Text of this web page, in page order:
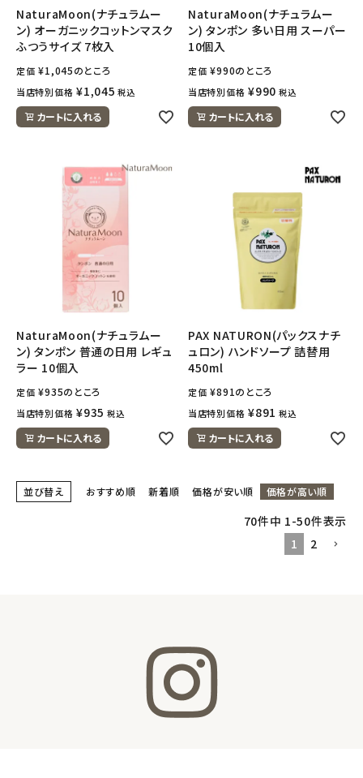
NaturaMoon(ナチュラムー
ン) オーガニックコットンマスク
ふつうサイズ 7枚入
定価 ¥1,045のところ
当店特別価格 ¥1,045 税込
カートに入れる
NaturaMoon(ナチュラムー
ン) タンポン 多い日用 スーパー
10個入
定価 ¥990のところ
当店特別価格 ¥990 税込
カートに入れる
NaturaMoon(ナチュラムー
ン) タンポン 普通の日用 レギュ
ラー 10個入
定価 ¥935のところ
当店特別価格 ¥935 税込
カートに入れる
PAX NATURON(パックスナチ
ュロン) ハンドソープ 詰替用
450ml
定価 ¥891のところ
当店特別価格 ¥891 税込
カートに入れる
並び替え おすすめ順 新着順 価格が安い順 価格が高い順
70件中 1-50件表示
1
2